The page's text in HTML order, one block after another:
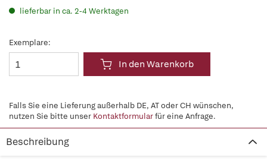
lieferbar in ca. 2-4 Werktagen
Exemplare:
In den Warenkorb
Falls Sie eine Lieferung außerhalb DE, AT oder CH wünschen,
nutzen Sie bitte unser Kontaktformularfür eine Anfrage.
Beschreibung